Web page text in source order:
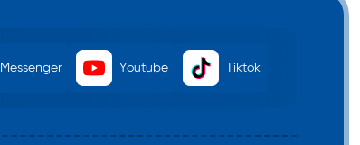
Messenger Youtube Tiktok